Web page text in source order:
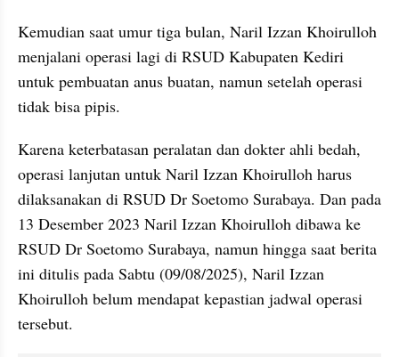
Kemudian saat umur tiga bulan, Naril Izzan Khoirulloh
menjalani operasi lagi di RSUD Kabupaten Kediri
untuk pembuatan anus buatan, namun setelah operasi
tidak bisa pipis.
Karena keterbatasan peralatan dan dokter ahli bedah,
operasi lanjutan untuk Naril Izzan Khoirulloh harus
dilaksanakan di RSUD Dr Soetomo Surabaya. Dan pada
13 Desember 2023 Naril Izzan Khoirulloh dibawa ke
RSUD Dr Soetomo Surabaya, namun hingga saat berita
ini ditulis pada Sabtu (09/08/2025), Naril Izzan
Khoirulloh belum mendapat kepastian jadwal operasi
tersebut.